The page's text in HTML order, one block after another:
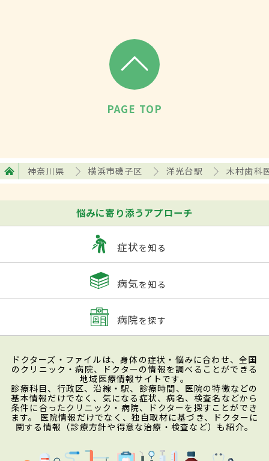
PAGE TOP
神奈川県 横浜市磯子区 洋光台駅 木村歯科
悩みに寄り添うアプローチ
症状を知る
病気を知る
病院を探す
ドクターズ・ファイルは、身体の症状・悩みに合わせ、全国
のクリニック・病院、ドクターの情報を調べることができる
地域医療情報サイトです。
診療科目、行政区、沿線・駅、診療時間、医院の特徴などの
基本情報だけでなく、気になる症状、病名、検査名などから
条件に合ったクリニック・病院、ドクターを探すことができ
ます。 医院情報だけでなく、独自取材に基づき、ドクターに
関する情報（診療方針や得意な治療・検査など）も紹介。